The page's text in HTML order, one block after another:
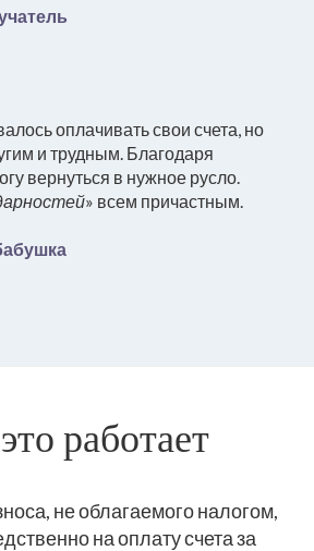
оплачивать свои счета, но
и трудным. Благодаря
вернуться в нужное русло.
» всем причастным.
работает
не облагаемого налогом,
на оплату счета за